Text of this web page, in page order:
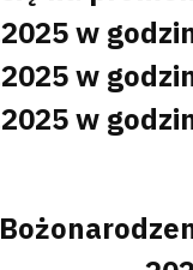
w
w
w